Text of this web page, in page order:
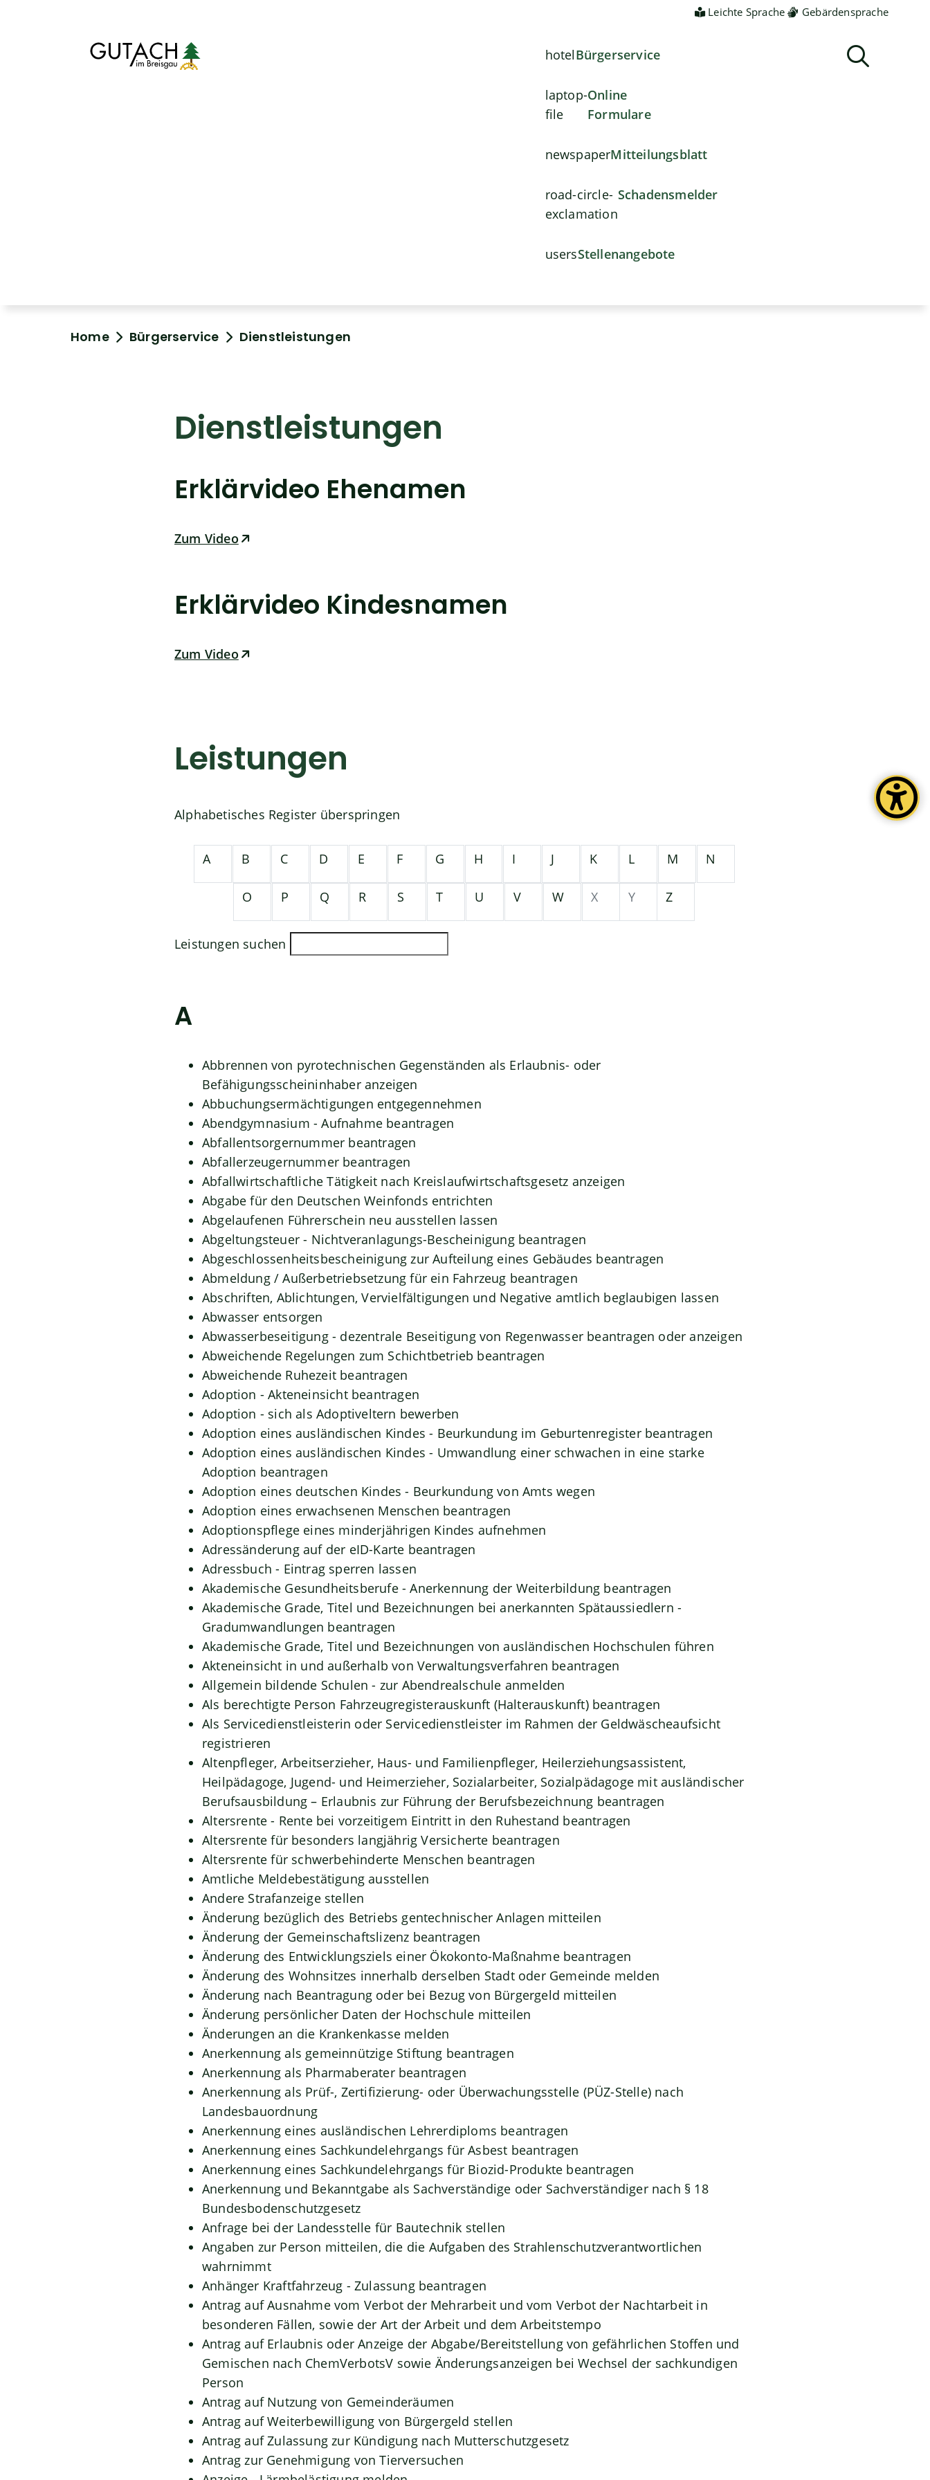
Leichte Sprache Gebärdensprache
hotelBürgerservice
laptop-
file
Online
Formulare
newspaperMitteilungsblatt
road-circle-
exclamation
Schadensmelder
usersStellenangebote
Home Bürgerservice Dienstleistungen
Dienstleistungen
Erklärvideo Ehenamen
Zum Video
Erklärvideo Kindesnamen
Zum Video
Leistungen
Alphabetisches Register überspringen
A B C D E F G H I J K L M N
O P Q R S T U V W X Y Z
Leistungen suchen
A
Abbrennen von pyrotechnischen Gegenständen als Erlaubnis- oder
Befähigungsscheininhaber anzeigen
Abbuchungsermächtigungen entgegennehmen
Abendgymnasium - Aufnahme beantragen
Abfallentsorgernummer beantragen
Abfallerzeugernummer beantragen
Abfallwirtschaftliche Tätigkeit nach Kreislaufwirtschaftsgesetz anzeigen
Abgabe für den Deutschen Weinfonds entrichten
Abgelaufenen Führerschein neu ausstellen lassen
Abgeltungsteuer - Nichtveranlagungs-Bescheinigung beantragen
Abgeschlossenheitsbescheinigung zur Aufteilung eines Gebäudes beantragen
Abmeldung / Außerbetriebsetzung für ein Fahrzeug beantragen
Abschriften, Ablichtungen, Vervielfältigungen und Negative amtlich beglaubigen lassen
Abwasser entsorgen
Abwasserbeseitigung - dezentrale Beseitigung von Regenwasser beantragen oder anzeigen
Abweichende Regelungen zum Schichtbetrieb beantragen
Abweichende Ruhezeit beantragen
Adoption - Akteneinsicht beantragen
Adoption - sich als Adoptiveltern bewerben
Adoption eines ausländischen Kindes - Beurkundung im Geburtenregister beantragen
Adoption eines ausländischen Kindes - Umwandlung einer schwachen in eine starke
Adoption beantragen
Adoption eines deutschen Kindes - Beurkundung von Amts wegen
Adoption eines erwachsenen Menschen beantragen
Adoptionspflege eines minderjährigen Kindes aufnehmen
Adressänderung auf der eID-Karte beantragen
Adressbuch - Eintrag sperren lassen
Akademische Gesundheitsberufe - Anerkennung der Weiterbildung beantragen
Akademische Grade, Titel und Bezeichnungen bei anerkannten Spätaussiedlern -
Gradumwandlungen beantragen
Akademische Grade, Titel und Bezeichnungen von ausländischen Hochschulen führen
Akteneinsicht in und außerhalb von Verwaltungsverfahren beantragen
Allgemein bildende Schulen - zur Abendrealschule anmelden
Als berechtigte Person Fahrzeugregisterauskunft (Halterauskunft) beantragen
Als Servicedienstleisterin oder Servicedienstleister im Rahmen der Geldwäscheaufsicht
registrieren
Altenpfleger, Arbeitserzieher, Haus- und Familienpfleger, Heilerziehungsassistent,
Heilpädagoge, Jugend- und Heimerzieher, Sozialarbeiter, Sozialpädagoge mit ausländischer
Berufsausbildung – Erlaubnis zur Führung der Berufsbezeichnung beantragen
Altersrente - Rente bei vorzeitigem Eintritt in den Ruhestand beantragen
Altersrente für besonders langjährig Versicherte beantragen
Altersrente für schwerbehinderte Menschen beantragen
Amtliche Meldebestätigung ausstellen
Andere Strafanzeige stellen
Änderung bezüglich des Betriebs gentechnischer Anlagen mitteilen
Änderung der Gemeinschaftslizenz beantragen
Änderung des Entwicklungsziels einer Ökokonto-Maßnahme beantragen
Änderung des Wohnsitzes innerhalb derselben Stadt oder Gemeinde melden
Änderung nach Beantragung oder bei Bezug von Bürgergeld mitteilen
Änderung persönlicher Daten der Hochschule mitteilen
Änderungen an die Krankenkasse melden
Anerkennung als gemeinnützige Stiftung beantragen
Anerkennung als Pharmaberater beantragen
Anerkennung als Prüf-, Zertifizierung- oder Überwachungsstelle (PÜZ-Stelle) nach
Landesbauordnung
Anerkennung eines ausländischen Lehrerdiploms beantragen
Anerkennung eines Sachkundelehrgangs für Asbest beantragen
Anerkennung eines Sachkundelehrgangs für Biozid-Produkte beantragen
Anerkennung und Bekanntgabe als Sachverständige oder Sachverständiger nach § 18
Bundesbodenschutzgesetz
Anfrage bei der Landesstelle für Bautechnik stellen
Angaben zur Person mitteilen, die die Aufgaben des Strahlenschutzverantwortlichen
wahrnimmt
Anhänger Kraftfahrzeug - Zulassung beantragen
Antrag auf Ausnahme vom Verbot der Mehrarbeit und vom Verbot der Nachtarbeit in
besonderen Fällen, sowie der Art der Arbeit und dem Arbeitstempo
Antrag auf Erlaubnis oder Anzeige der Abgabe/Bereitstellung von gefährlichen Stoffen und
Gemischen nach ChemVerbotsV sowie Änderungsanzeigen bei Wechsel der sachkundigen
Person
Antrag auf Nutzung von Gemeinderäumen
Antrag auf Weiterbewilligung von Bürgergeld stellen
Antrag auf Zulassung zur Kündigung nach Mutterschutzgesetz
Antrag zur Genehmigung von Tierversuchen